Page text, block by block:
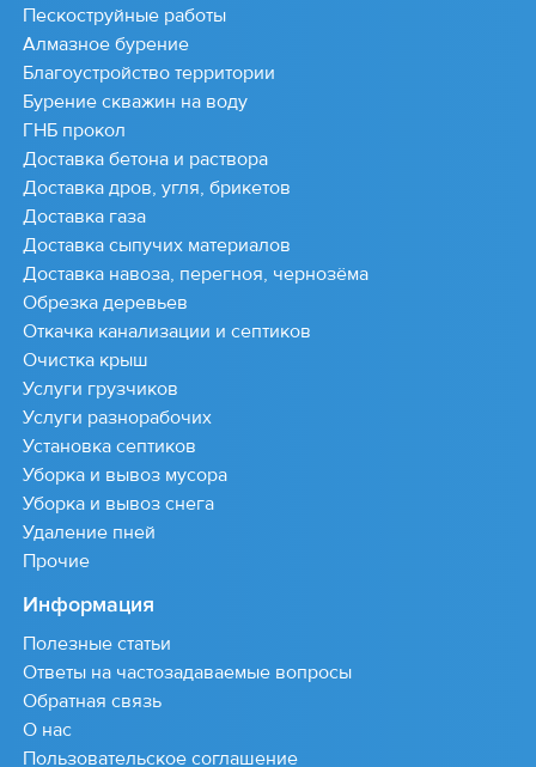
Пескоструйные работы
Алмазное бурение
Благоустройство территории
Бурение скважин на воду
ГНБ прокол
Доставка бетона и раствора
Доставка дров, угля, брикетов
Доставка газа
Доставка сыпучих материалов
Доставка навоза, перегноя, чернозёма
Обрезка деревьев
Откачка канализации и септиков
Очистка крыш
Услуги грузчиков
Услуги разнорабочих
Установка септиков
Уборка и вывоз мусора
Уборка и вывоз снега
Удаление пней
Прочие
Информация
Полезные статьи
Ответы на частозадаваемые вопросы
Обратная связь
О нас
Пользовательское соглашение